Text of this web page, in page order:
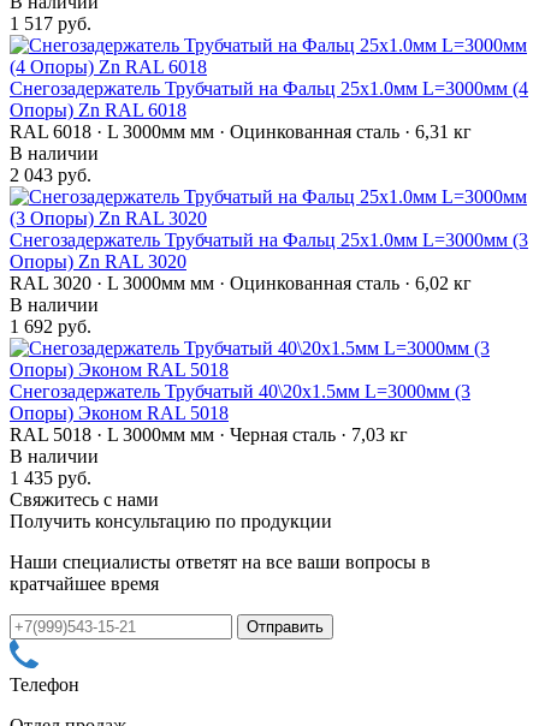
1 517 руб.
Снегозадержатель Трубчатый на Фальц 25х1.0мм L=3000мм (4
Опоры) Zn RAL 6018
RAL 6018 · L 3000мм мм · Оцинкованная сталь · 6,31 кг
В наличии
2 043 руб.
Снегозадержатель Трубчатый на Фальц 25х1.0мм L=3000мм (3
Опоры) Zn RAL 3020
RAL 3020 · L 3000мм мм · Оцинкованная сталь · 6,02 кг
В наличии
1 692 руб.
Снегозадержатель Трубчатый 40\20х1.5мм L=3000мм (3
Опоры) Эконом RAL 5018
RAL 5018 · L 3000мм мм · Черная сталь · 7,03 кг
В наличии
1 435 руб.
Свяжитесь с нами
Получить консультацию по продукции
Наши специалисты ответят на все ваши вопросы в
кратчайшее время
Телефон